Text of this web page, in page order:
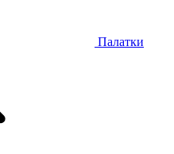
Палатки